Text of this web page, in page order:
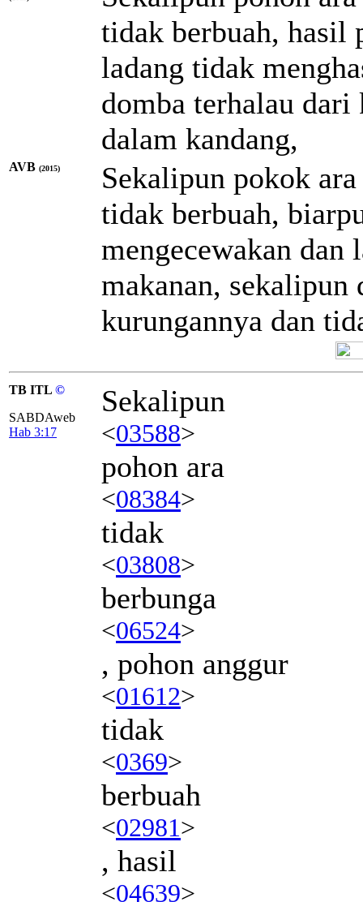
tidak berbuah, hasil
ladang tidak
domba terhalau dari
dalam kandang,
AVB (2015)
Sekalipun pokok
tidak berbuah,
mengecewakan dan
makanan, sekalipun
kurungannya dan
TB ITL ©
SABDAweb
Hab 3:17
Sekalipun
<03588>
pohon ara
<08384>
tidak
<03808>
berbunga
<06524>
, pohon anggur
<01612>
tidak
<0369>
berbuah
<02981>
, hasil
<04639>